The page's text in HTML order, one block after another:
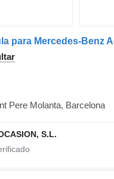
Pere Molanta, Barcelona
S.L.